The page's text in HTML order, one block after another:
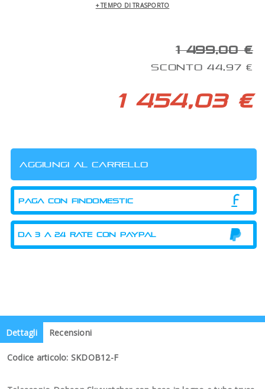
+ TEMPO DI TRASPORTO
1 499,00 €
SCONTO 44,97 €
1 454,03 €
PAGA CON FINDOMESTIC
Dettagli Recensioni
Codice articolo: SKDOB12-F